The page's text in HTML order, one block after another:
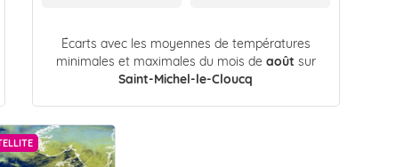
Écarts avec les moyennes de températures
minimales et maximales du mois de août sur
Saint-Michel-le-Cloucq